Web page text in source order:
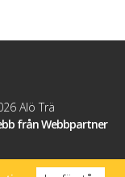
Alö Trä
från Webbpartner